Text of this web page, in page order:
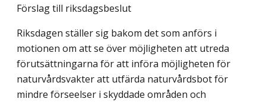
Förslag till riksdagsbeslut
Riksdagen ställer sig bakom det som anförs i
motionen om att se över möjligheten att utreda
förutsättningarna för att införa möjligheten för
naturvårdsvakter att utfärda natur­vårdsbot för
mindre förseelser i skyddade områden och